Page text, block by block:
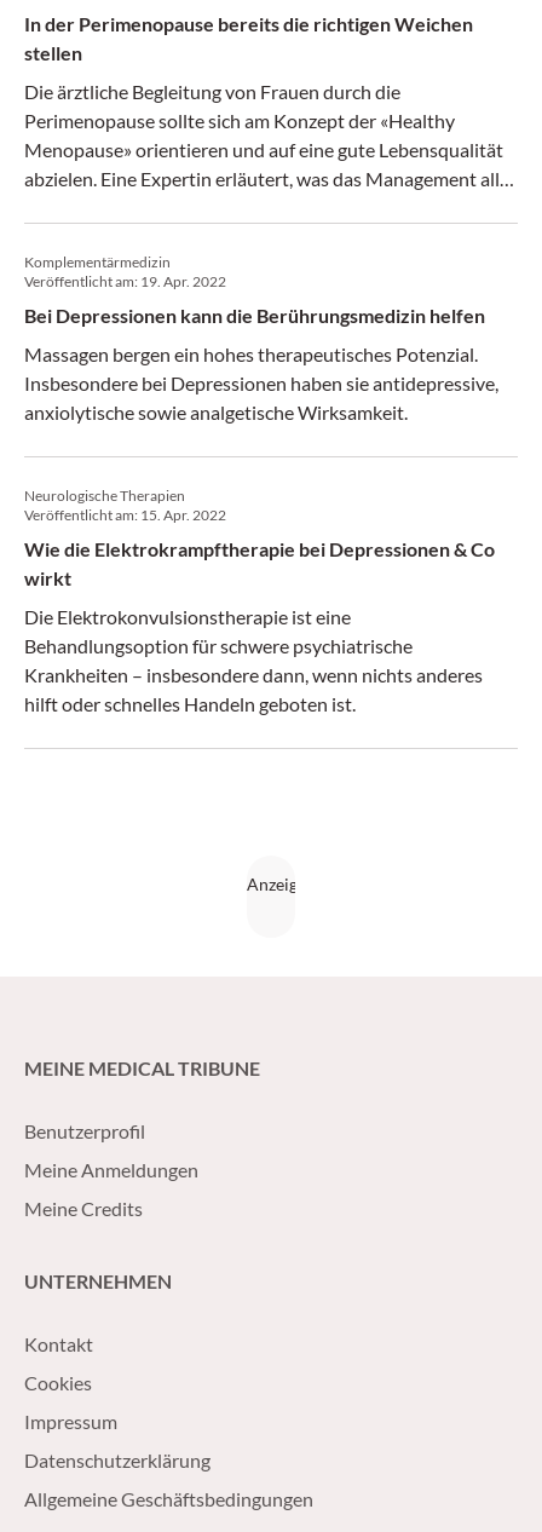
In der Perimenopause bereits die richtigen Weichen
stellen
Die ärztliche Begleitung von Frauen durch die
Perimenopause sollte sich am Konzept der «Healthy
Menopause» orientieren und auf eine gute Lebensqualität
abzielen. Eine Expertin erläutert, was das Management alles
Komplementärmedizin
Veröffentlicht am: 19. Apr. 2022
Bei Depressionen kann die Berührungsmedizin helfen
Massagen bergen ein hohes therapeutisches Potenzial.
Insbesondere bei Depressionen haben sie antidepressive,
anxiolytische sowie analgetische Wirksamkeit.
Neurologische Therapien
Veröffentlicht am: 15. Apr. 2022
Wie die Elektrokrampftherapie bei Depressionen & Co
wirkt
Die Elektrokonvulsionstherapie ist eine
Behandlungsoption für schwere psychiatrische
Krankheiten – insbesondere dann, wenn nichts anderes
hilft oder schnelles Handeln geboten ist.
MEINE MEDICAL TRIBUNE
Benutzerprofil
Meine Anmeldungen
Meine Credits
UNTERNEHMEN
Kontakt
Cookies
Impressum
Datenschutzerklärung
Allgemeine Geschäftsbedingungen